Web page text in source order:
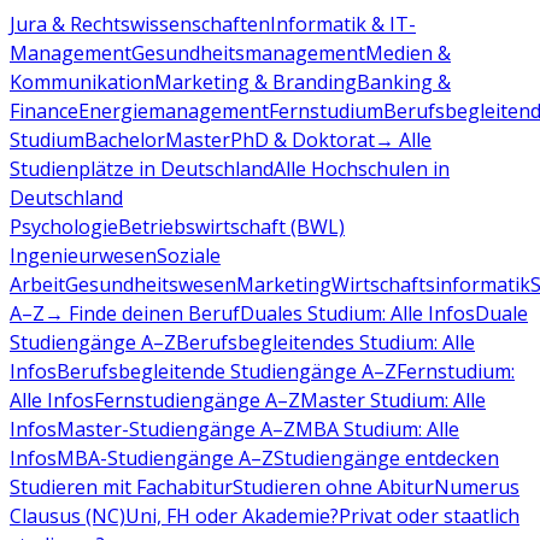
Jura & RechtswissenschaftenInformatik & IT-
ManagementGesundheitsmanagementMedien &
KommunikationMarketing & BrandingBanking &
FinanceEnergiemanagementFernstudiumBerufsbegleitend
StudiumBachelorMasterPhD & Doktorat→ Alle
Studienplätze in DeutschlandAlle Hochschulen in
Deutschland
PsychologieBetriebswirtschaft (BWL)
IngenieurwesenSoziale
ArbeitGesundheitswesenMarketingWirtschaftsinformatik
A–Z→ Finde deinen BerufDuales Studium: Alle InfosDuale
Studiengänge A–ZBerufsbegleitendes Studium: Alle
InfosBerufsbegleitende Studiengänge A–ZFernstudium:
Alle InfosFernstudiengänge A–ZMaster Studium: Alle
InfosMaster-Studiengänge A–ZMBA Studium: Alle
InfosMBA-Studiengänge A–ZStudiengänge entdecken
Studieren mit FachabiturStudieren ohne AbiturNumerus
Clausus (NC)Uni, FH oder Akademie?Privat oder staatlich